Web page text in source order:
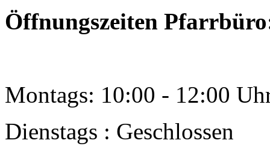
Öffnungszeiten
Montags: 10:00 - 12:00
Dienstags : Geschlossen